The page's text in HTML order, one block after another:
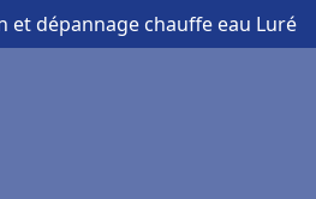
et dépannage chauffe eau Luré